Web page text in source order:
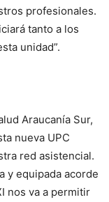
profesionales.
tanto a los
unidad”.
Araucanía Sur,
nueva UPC
red asistencial.
y equipada acorde
nos va a permitir